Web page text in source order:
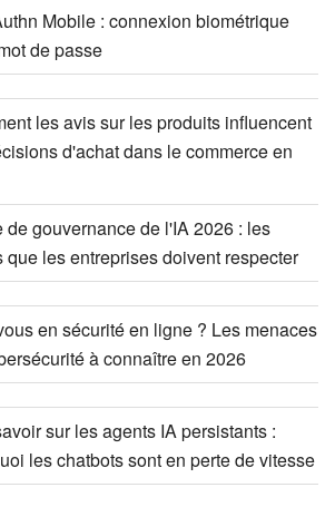
Mobile : connexion biométrique
de passe
les avis sur les produits influencent
d'achat dans le commerce en
de gouvernance de l'IA 2026 : les
que les entreprises doivent respecter
en sécurité en ligne ? Les menaces
à connaître en 2026
sur les agents IA persistants :
les chatbots sont en perte de vitesse